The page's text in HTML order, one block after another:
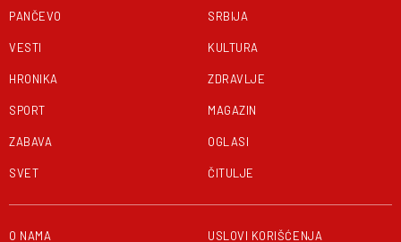
PANČEVO
VESTI
HRONIKA
SPORT
ZABAVA
SVET
SRBIJA
KULTURA
ZDRAVLJE
MAGAZIN
OGLASI
ČITULJE
O NAMA USLOVI KORIŠĆENJA